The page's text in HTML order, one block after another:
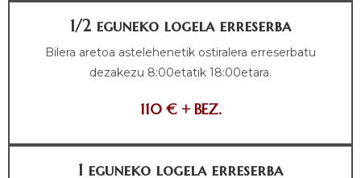
1/2 eguneko logela erreserba
Bilera aretoa astelehenetik ostiralera erreserbatu
dezakezu 8:00etatik 18:00etara.
110 € + BEZ.
1 eguneko logela erreserba